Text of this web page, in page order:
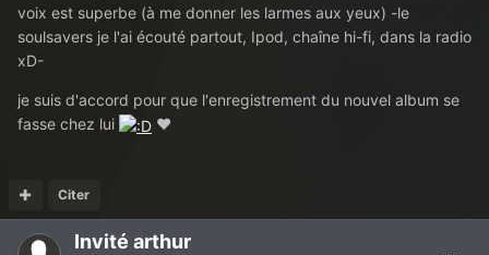
voix est superbe (à me donner les larmes aux yeux) -le
soulsavers je l'ai écouté partout, Ipod, chaîne hi-fi, dans la radio
xD-
je suis d'accord pour que l'enregistrement du nouvel album se
fasse chez lui
♥
Citer
Invité arthur